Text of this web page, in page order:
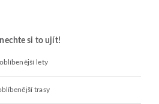
si to ujít!
lety
trasy